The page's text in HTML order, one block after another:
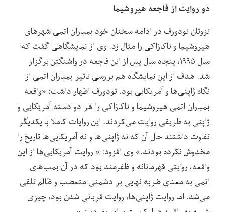
دو روایت از فاجعه هیروشیما
تزوتان تودورف در ادامه سخنان خود بمباران اتمی شهرهای
هیروشیما و ناکازاکی را مثال زد. وی از نمایشگاهی گفت که
سال ۱۹۹۵، پنجاه سال پس از این فاجعه در واشنگتن برگزار
شد. هدف از این نمایشگاه هم بررسی تاثیر بمباران اتمی از
نگاه ژاپنی‌ها و آمریکایی بود. تودورف اظهار داشت: «واقعه
بمباران اتمی هیروشیما و ناکازاکی را هر دو دسته آمریکایی و
ژاپنی به طریقی روایت می‌کردند. این روایات کاملا با یکدیگر
تفاوت داشتند حال آن که نه ژاپنی‌ها و نه آمریکایی‌ها تاریخ را
مخدوش نکرده بودند.» وی افزود: « روایت آمریکایی‌ها از این
واقعه، روایتی قهرمانانه و ظفرمند بود که در آن بمب‌های
اتمی به معنای ضربه نهایی بر دشمنی متعصب و ظالم تلقی
می‌شد. اما روایت ژاپنی‌ها، روایت قربانی شدن بود، چیزی